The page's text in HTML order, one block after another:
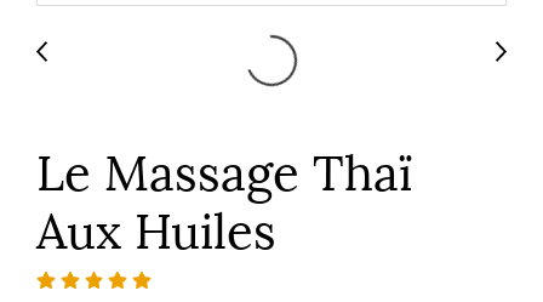
Le Massage Thaï
Aux Huiles